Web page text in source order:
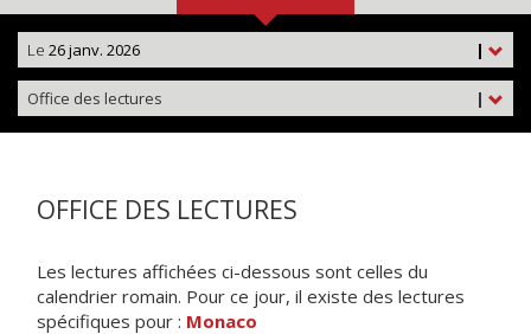
|
Le 26 janv. 2026
|
Office des lectures
OFFICE DES LECTURES
Les lectures affichées ci-dessous sont celles du
calendrier romain. Pour ce jour, il existe des lectures
spécifiques pour : Monaco